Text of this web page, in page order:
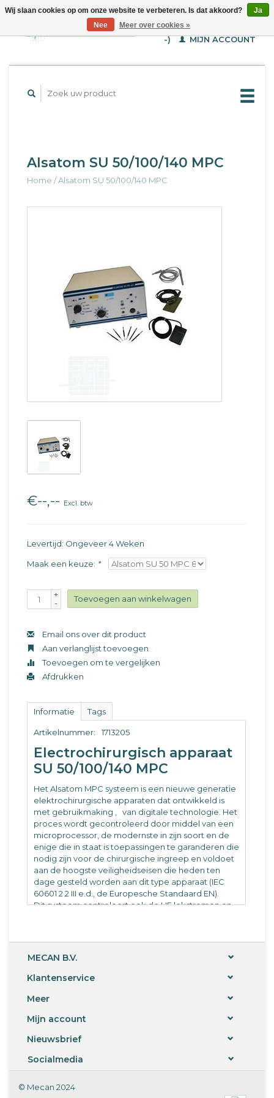
WINKELWAGEN (€--,-
-)
MIJN ACCOUNT
Alsatom SU 50/100/140 MPC
Home /Alsatom SU 50/100/140 MPC
€--,-- Excl. btw
Levertijd: Ongeveer 4 Weken
Maak een keuze: *
+
-
Toevoegen aan winkelwagen
Email ons over dit product
Aan verlanglijst toevoegen
Toevoegen om te vergelijken
Afdrukken
Informatie Tags
Artikelnummer: 1713205
Electrochirurgisch apparaat
SU 50/100/140 MPC
Het Alsatom MPC systeem is een nieuwe generatie
elektrochirurgische apparaten dat ontwikkeld is
met gebruikmaking ‚ van digitale technologie. Het
proces wordt gecontroleerd door middel van een
microprocessor, de modernste in zijn soort en de
enige die in staat is toepassingen te garanderen die
nodig zijn voor de chirurgische ingreep en voldoet
aan de hoogste veiligheidseisen die heden ten
dage gesteld worden aan dit type apparaat (IEC
60601 2 2 III e.d., de Europesche Standaard EN).
Dit systeem controleert ook de HF lekstromen en
spanning naar veiligheidsniveau.
licht"
Automatische aanpassing van de uitgang met
storingen ADC systeem met output error CONTROL
microprocessor die een automatisch zeer
chirurgische gebied garandeert.
Dit geeft altijd de beste chirurgische resultaten met
Het systeem wordt geleverd met de volgende
MECAN B.V.
Klantenservice
Meer
Mijn account
Nieuwsbrief
Socialmedia
Wij slaan cookies op om onze website te verbeteren. Is dat akkoord?
Ja
Nee
Meer over cookies »